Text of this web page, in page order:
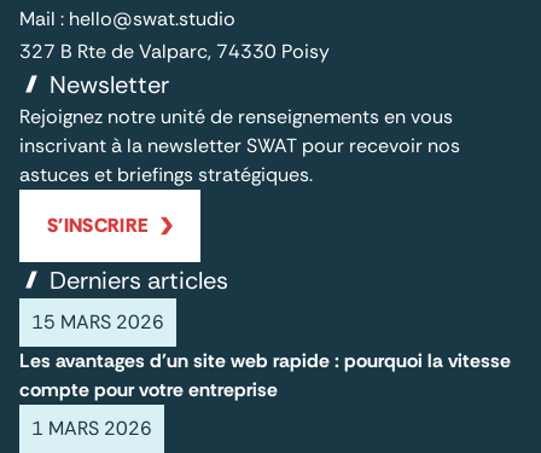
Mail : hello@swat.studio
327 B Rte de Valparc, 74330 Poisy
Newsletter
Rejoignez notre unité de renseignements en vous
inscrivant à la newsletter SWAT pour recevoir nos
astuces et briefings stratégiques.
S'INSCRIRE
Derniers articles
15 MARS 2026
Les avantages d'un site web rapide : pourquoi la vitesse
compte pour votre entreprise
1 MARS 2026